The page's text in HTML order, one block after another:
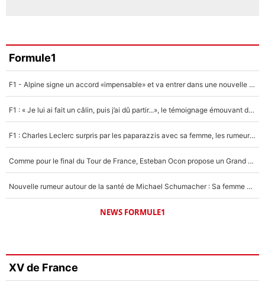
Formule1
F1 - Alpine signe un accord «impensable» et va entrer dans une nouvelle dimension : Grande nouvelle pour Pierre Gasly !
F1 : « Je lui ai fait un câlin, puis j’ai dû partir...», le témoignage émouvant de Max Verstappen sur sa fille
F1 : Charles Leclerc surpris par les paparazzis avec sa femme, les rumeurs étaient vraies !
Comme pour le final du Tour de France, Esteban Ocon propose un Grand Prix de Formule 1 à Paris : «Autour de l’Arc de Triomphe, ce serait génial» !
Nouvelle rumeur autour de la santé de Michael Schumacher : Sa femme Corinna sort du silence
NEWS FORMULE1
XV de France